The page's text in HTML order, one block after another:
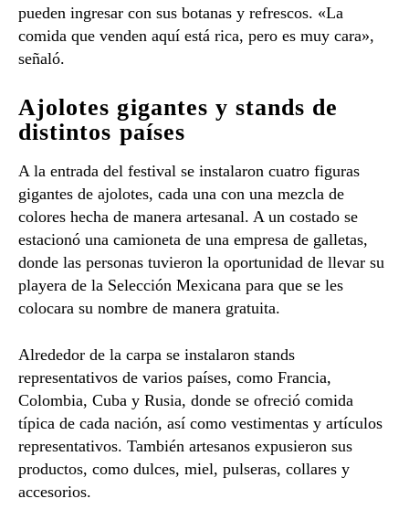
pueden ingresar con sus botanas y refrescos. «La
comida que venden aquí está rica, pero es muy cara»,
señaló.
Ajolotes gigantes y stands de
distintos países
A la entrada del festival se instalaron cuatro figuras
gigantes de ajolotes, cada una con una mezcla de
colores hecha de manera artesanal. A un costado se
estacionó una camioneta de una empresa de galletas,
donde las personas tuvieron la oportunidad de llevar su
playera de la Selección Mexicana para que se les
colocara su nombre de manera gratuita.
Alrededor de la carpa se instalaron stands
representativos de varios países, como Francia,
Colombia, Cuba y Rusia, donde se ofreció comida
típica de cada nación, así como vestimentas y artículos
representativos. También artesanos expusieron sus
productos, como dulces, miel, pulseras, collares y
accesorios.